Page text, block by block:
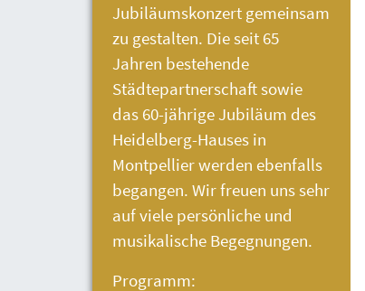
Jubiläumskonzert gemeinsam
zu gestalten. Die seit 65
Jahren bestehende
Städtepartnerschaft sowie
das 60-jährige Jubiläum des
Heidelberg-Hauses in
Montpellier werden ebenfalls
begangen. Wir freuen uns sehr
auf viele persönliche und
musikalische Begegnungen.
Programm: